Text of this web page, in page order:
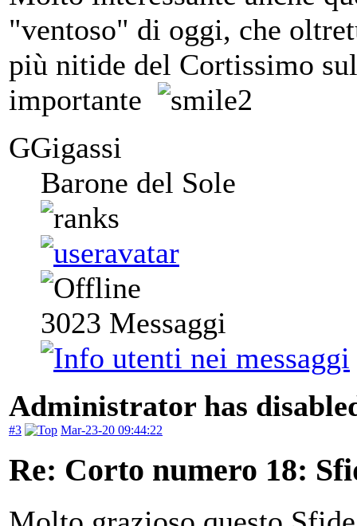
"ventoso" di oggi, che
più nitide del Cortissimo
importante
GGigassi
Barone del Sole
3023 Messaggi
Administrator has
#3 Mar-23-20 09:44:22
Re: Corto numero 18: